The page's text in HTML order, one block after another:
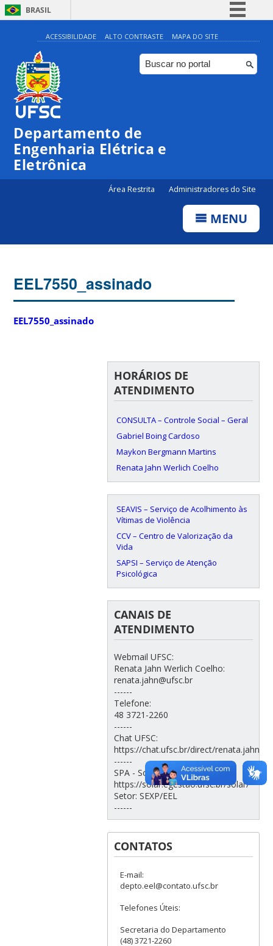
BRASIL
Simplifique!
Comunica BR
Participe
ACESSIBILIDADE ALTO CONTRASTE MAPA DO SITE
Departamento de
Engenharia Elétrica e
Eletrônica
Área Restrita Administradores do Site
MENU
EEL7550_assinado
EEL7550_assinado
HORÁRIOS DE
ATENDIMENTO
CONSULTA – Controle Social – Geral
Gabriel Boing Cardoso
Maykon Bergmann Martins
Renata Jahn Werlich Coelho
SEAVIS – Serviço de Acolhimento às
Vítimas de Violência
CCV – Centro de Valorização da
Vida
SAPSI – Serviço de Atenção
Psicológica
CANAIS DE
ATENDIMENTO
Webmail UFSC:
Renata Jahn Werlich Coelho:
renata.jahn@ufsc.br
------
Telefone:
48 3721-2260
------
Chat UFSC:
https://chat.ufsc.br/direct/renata.jahn
------
SPA - Solar:
https://solar.egestao.ufsc.br/solar/
Setor: SEXP/EEL
------
CONTATOS
E-mail:
depto.eel@contato.ufsc.br
Telefones Úteis:
Secretaria do Departamento
(48) 3721-2260